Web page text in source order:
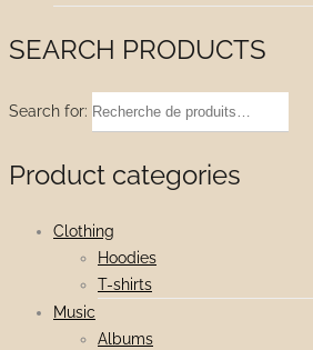
était :
£9.00.
est :
£8.00.
SEARCH PRODUCTS
Recherche
pour :
Product categories
Clothing
Hoodies
T-shirts
Music
Albums